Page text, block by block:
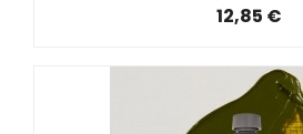
12,85 €